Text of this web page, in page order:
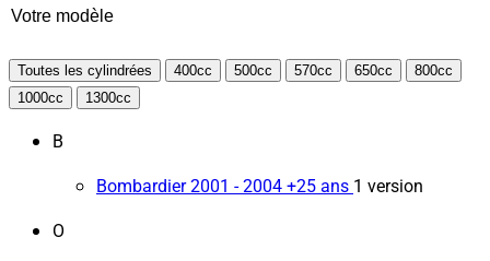
Toutes les cylindrées 400cc 500cc 570cc 650cc
800cc
1000cc
1300cc
B
Bombardier2001 - 2004+25 ans 1 version
O